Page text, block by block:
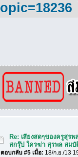
Re: เสียงสดๆของครูสุรพ
สกรุ๊ป ใครฆ่า สุรพล สมบั
ตอบกลับ #5 เมื่อ: 18/ก.ย./13